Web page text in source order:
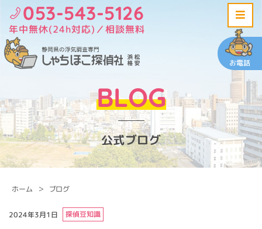
お電話
053-543-5126
年中無休(24h対応)／相談無料
BLOG
公式ブログ
ホーム ブログ
2024年3月1日 探偵豆知識